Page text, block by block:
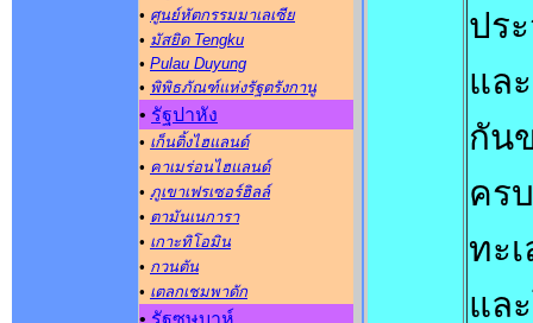
• ศูนย์หัตกรรมมาเลเซีย
• มัสยิด Tengku
• Pulau Duyung
• พิพิธภัณฑ์แห่งรัฐตรังกานู
• รัฐปาหัง
• เก็นติ้งไฮแลนด์
• คาเมร่อนไฮแลนด์
• ภูเขาเฟรเซอร์ฮิลล์
• ตามันเนการา
• เกาะทิโอมิน
• กวนตัน
• เตลกเชมพาดัก
• รัฐซษบาห์
ปร
แล
กัน
คร
ทะ
แล